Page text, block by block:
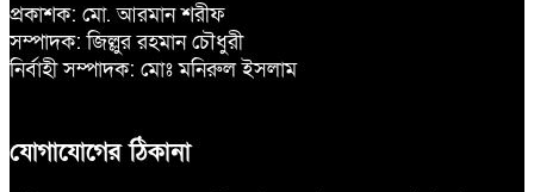
প্রকাশক: মো. আরমান শরীফ
সম্পাদক: জিল্লুর রহমান চৌধুরী
নির্বাহী সম্পাদক: মোঃ মনিরুল ইসলাম
যোগাযোগের ঠিকানা